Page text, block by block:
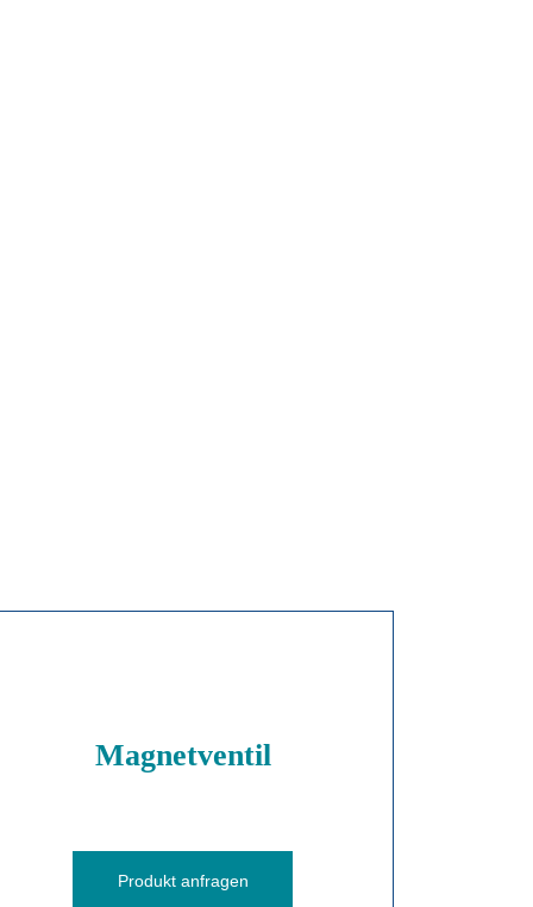
Magnetventil
Produkt anfragen